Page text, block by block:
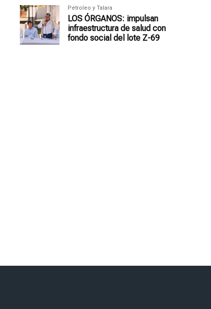
Petroleo y Talara
LOS ÓRGANOS: impulsan
infraestructura de salud con
fondo social del lote Z-69